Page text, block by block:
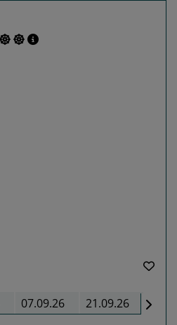
07.09.26 21.09.26